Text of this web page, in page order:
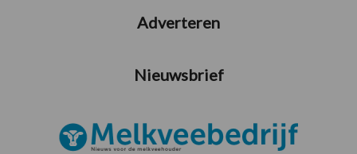
Adverteren
Nieuwsbrief